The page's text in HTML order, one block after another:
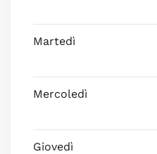
Martedì
Mercoledì
Giovedì